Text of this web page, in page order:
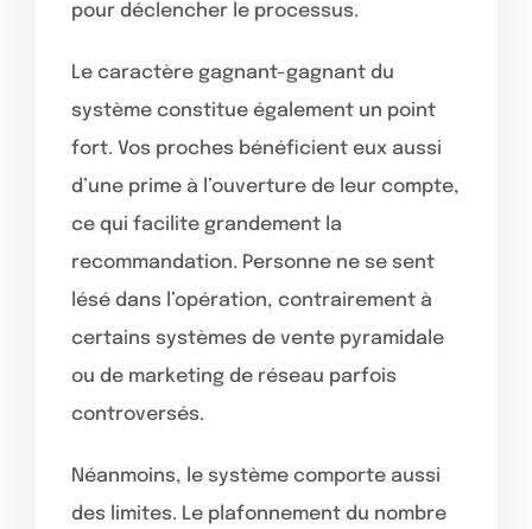
pour déclencher le processus.
Le caractère gagnant-gagnant du
système constitue également un point
fort. Vos proches bénéficient eux aussi
d’une prime à l’ouverture de leur compte,
ce qui facilite grandement la
recommandation. Personne ne se sent
lésé dans l’opération, contrairement à
certains systèmes de vente pyramidale
ou de marketing de réseau parfois
controversés.
Néanmoins, le système comporte aussi
des limites. Le plafonnement du nombre